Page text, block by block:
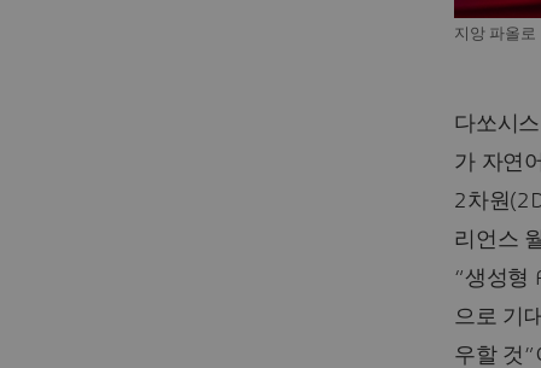
지앙 파올
다쏘시
가 자연
2차원
리언스
“생성형
으로 기
우할 것